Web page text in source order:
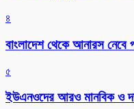
৪
বাংলাদেশ থেকে আনারস নেবে
৫
ইউএনওদের আরও মানবিক ও